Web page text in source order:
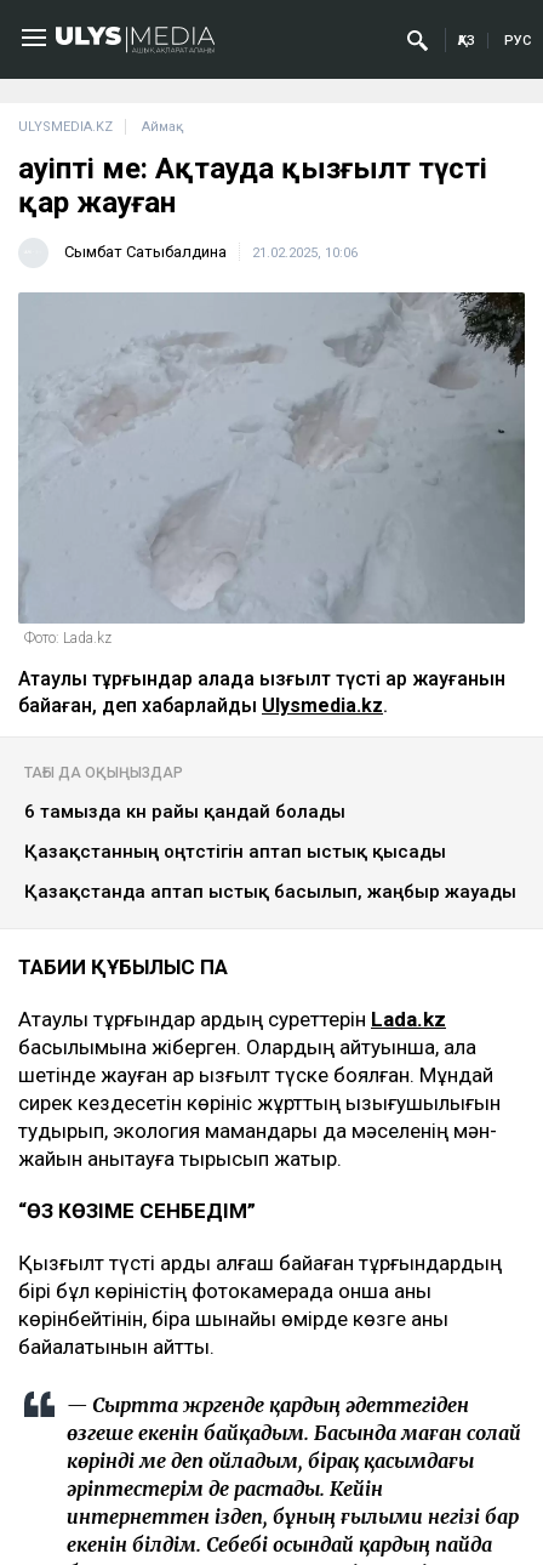
ҚАЗ РУС
ULYSMEDIA.KZ Аймақ
Қауіпті ме: Ақтауда қызғылт түсті
қар жауған
Сымбат Сатыбалдина 21.02.2025, 10:06
Фото: Lada.kz
Ақтаулық тұрғындар қалада қызғылт түсті қар жауғанын
байқаған, деп хабарлайды Ulysmedia.kz.
ТАҒЫ ДА ОҚЫҢЫЗДАР
6 тамызда күн райы қандай болады
Қазақстанның оңтүстігін аптап ыстық қысады
Қазақстанда аптап ыстық басылып, жаңбыр жауады
ТАБИҒИ ҚҰБЫЛЫС ПА
Ақтаулық тұрғындар қардың суреттерін Lada.kz
басылымына жіберген. Олардың айтуынша, қала
шетінде жауған қар қызғылт түске боялған. Мұндай
сирек кездесетін көрініс жұрттың қызығушылығын
тудырып, экология мамандары да мәселенің мән-
жайын анықтауға тырысып жатыр.
“ӨЗ КӨЗІМЕ СЕНБЕДІМ”
Қызғылт түсті қарды алғаш байқаған тұрғындардың
бірі бұл көріністің фотокамерада онша анық
көрінбейтінін, бірақ шынайы өмірде көзге анық
байқалатынын айтты.
— Сыртта жүргенде қардың әдеттегіден
өзгеше екенін байқадым. Басында маған солай
көрінді ме деп ойладым, бірақ қасымдағы
әріптестерім де растады. Кейін
интернеттен іздеп, бұның ғылыми негізі бар
екенін білдім. Себебі осындай қардың пайда